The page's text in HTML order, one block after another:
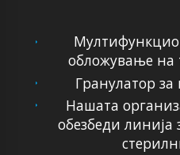
обложување на
Гранулатор за
Нашата
обезбеди линија